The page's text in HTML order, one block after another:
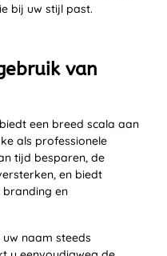
bij uw stijl past.
van
een breed scala aan
als professionele
tijd besparen, de
en biedt
en
naam steeds